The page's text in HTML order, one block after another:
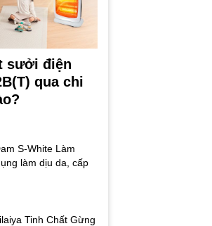
sưởi điện
qua chi
S-White Làm
làm dịu da, cấp
Tinh Chất Gừng